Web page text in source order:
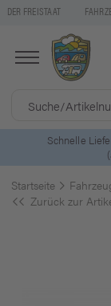
DER FREISTAAT
Startseite
Zurück zur